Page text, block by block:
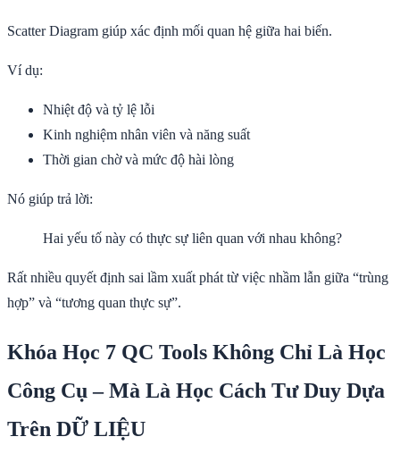
Scatter Diagram giúp xác định mối quan hệ giữa hai biến.
Ví dụ:
Nhiệt độ và tỷ lệ lỗi
Kinh nghiệm nhân viên và năng suất
Thời gian chờ và mức độ hài lòng
Nó giúp trả lời:
Hai yếu tố này có thực sự liên quan với nhau không?
Rất nhiều quyết định sai lầm xuất phát từ việc nhầm lẫn giữa “trùng
hợp” và “tương quan thực sự”.
Khóa Học 7 QC Tools Không Chỉ Là Học
Công Cụ – Mà Là Học Cách Tư Duy Dựa
Trên DỮ LIỆU